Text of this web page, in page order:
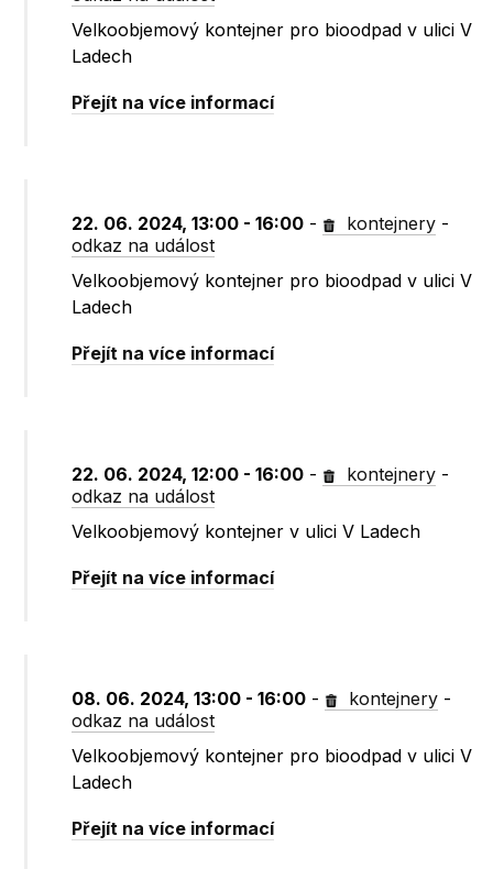
Velkoobjemový kontejner pro bioodpad v ulici V
Ladech
Přejít na více informací
22. 06. 2024, 13:00 - 16:00 - kontejnery -
odkaz na událost
Velkoobjemový kontejner pro bioodpad v ulici V
Ladech
Přejít na více informací
22. 06. 2024, 12:00 - 16:00 - kontejnery -
odkaz na událost
Velkoobjemový kontejner v ulici V Ladech
Přejít na více informací
08. 06. 2024, 13:00 - 16:00 - kontejnery -
odkaz na událost
Velkoobjemový kontejner pro bioodpad v ulici V
Ladech
Přejít na více informací